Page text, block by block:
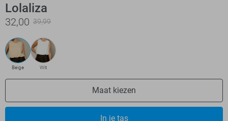
Lolaliza
32,00 39,99
Beige Wit
Maat kiezen
In je tas